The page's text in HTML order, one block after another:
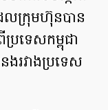
លក្រុមហ៊ុនបាន
រទេសកម្ពុជា
វាងប្រទេស